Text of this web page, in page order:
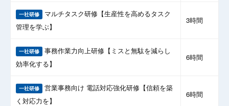
一社研修 マルチタスク研修【生産性を高めるタスク
管理を学ぶ】
3時間
一社研修 事務作業力向上研修【ミスと無駄を減らし
効率化する】
6時間
一社研修 営業事務向け 電話対応強化研修【信頼を築
く対応力を】
6時間